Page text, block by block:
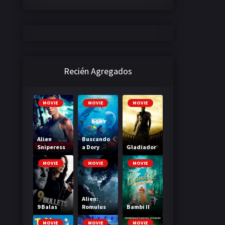
Recién Agregados
MOVIE
Alien
Sniperess
MOVIE
Buscando
a Dory
MOVIE
Gladiador
MOVIE
9 Balas
MOVIE
Alien:
Romulus
MOVIE
Bambi II
MOVIE MOVIE MOVIE